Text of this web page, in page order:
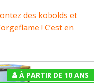
des kobolds et
! C’est en
À PARTIR DE 10 ANS